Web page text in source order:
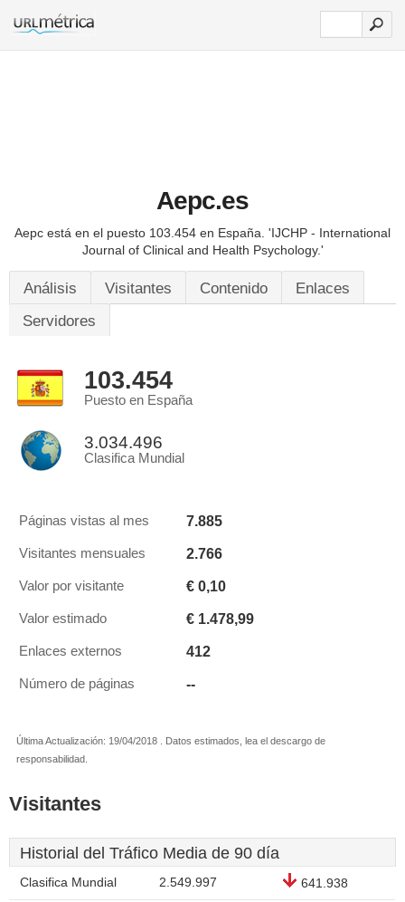
Aepc.es
Aepc está en el puesto 103.454 en España. 'IJCHP - International
Journal of Clinical and Health Psychology.'
Análisis Visitantes Contenido
Enlaces
Servidores
103.454
Puesto en España
3.034.496
Clasifica Mundial
Páginas vistas al mes 7.885
Visitantes mensuales 2.766
Valor por visitante € 0,10
Valor estimado € 1.478,99
Enlaces externos 412
Número de páginas --
Última Actualización: 19/04/2018 . Datos estimados, lea el descargo de
responsabilidad.
Visitantes
Historial del Tráfico Media de 90 día
Clasifica Mundial 2.549.997 641.938